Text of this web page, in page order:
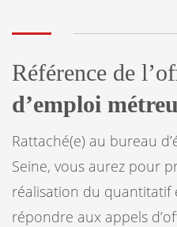
Référence de
d’emploi
Rattaché(e) au bureau
Seine, vous aurez pour
réalisation du quantitatif
répondre aux appels